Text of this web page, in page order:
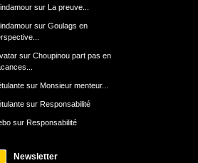
sur La preuve...
sur Goulags en
sur Choupinou part pas en
sur Monsieur menteur...
sur Responsabilité
sur Responsabilité
Newsletter